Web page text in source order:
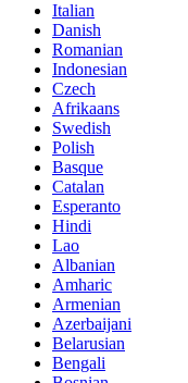
Italian
Danish
Romanian
Indonesian
Czech
Afrikaans
Swedish
Polish
Basque
Catalan
Esperanto
Hindi
Lao
Albanian
Amharic
Armenian
Azerbaijani
Belarusian
Bengali